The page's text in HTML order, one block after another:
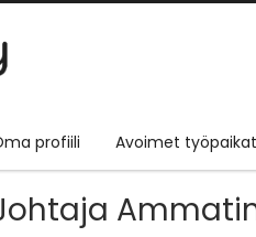
profiili Avoimet työpaikat